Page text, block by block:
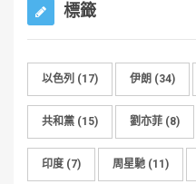
標籤
以色列 (17) 伊朗 (34)
共和黨 (15) 劉亦菲 (8)
印度 (7) 周星馳 (11)